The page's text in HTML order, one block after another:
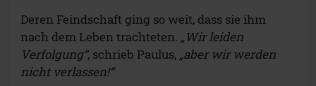
Deren Feindschaft ging so weit, dass sie ihm
nach dem Leben trachteten. „Wir leiden
Verfolgung“, schrieb Paulus, „aber wir werden
nicht verlassen!“